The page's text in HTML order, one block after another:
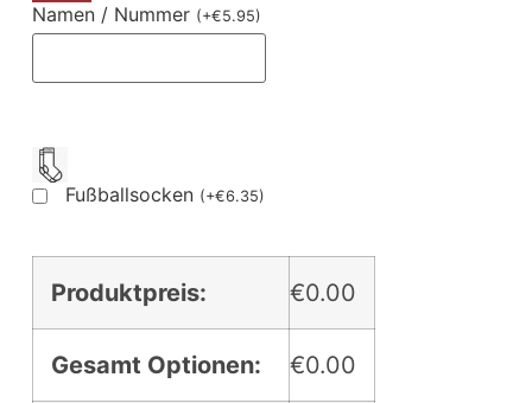
Namen / Nummer (+€5.95)
Fußballsocken (+€6.35)
Produktpreis: €0.00
Gesamt Optionen: €0.00